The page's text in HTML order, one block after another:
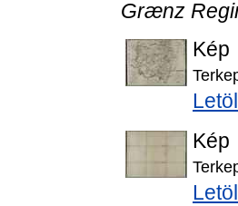
Grænz
Kép
Kép